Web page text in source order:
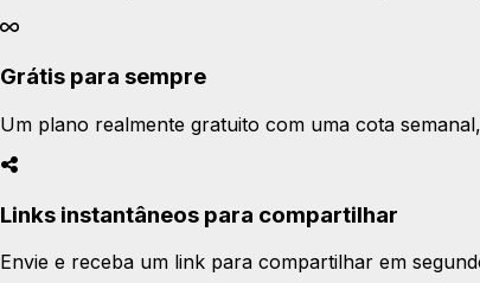
Grátis para sempre
Um plano realmente gratuito com uma cota
Links instantâneos para compartilhar
Envie e receba um link para compartilhar em